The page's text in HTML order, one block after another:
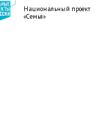
Национальный проект
«Семья»